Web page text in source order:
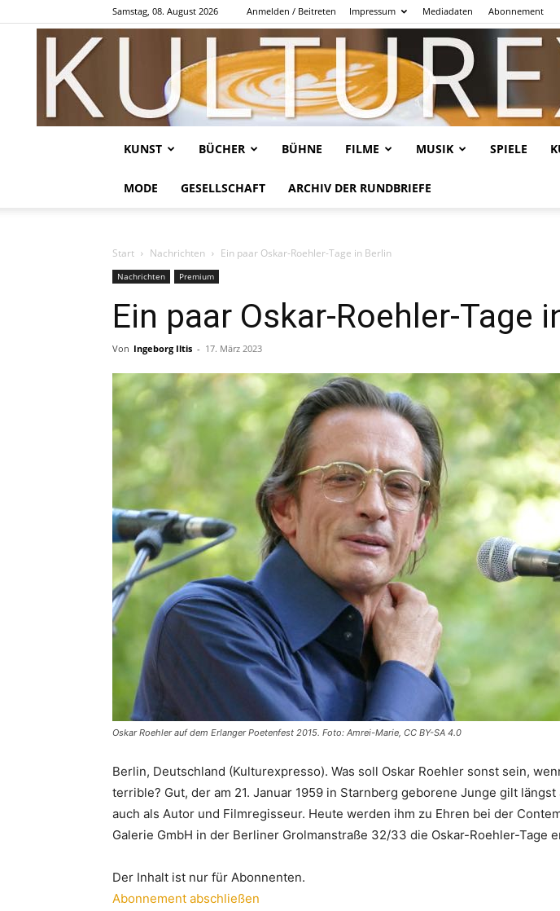
Samstag, 08. August 2026 Anmelden / Beitreten Impressum Mediadaten Abonnement
KUNST BÜCHER BÜHNE FILME MUSIK SPIELE
MODE GESELLSCHAFT ARCHIV DER RUNDBRIEFE
Start Nachrichten Ein paar Oskar-Roehler-Tage in Berlin
Nachrichten Premium
Ein paar Oskar-Roehler-Tage
Von Ingeborg Iltis - 17. März 2023
Oskar Roehler auf dem Erlanger Poetenfest 2015. Foto: Amrei-Marie, CC BY-SA 4.0
Berlin, Deutschland (Kulturexpresso). Was soll Oskar Roehler sonst sein,
terrible? Gut, der am 21. Januar 1959 in Starnberg geborene Junge gilt
auch als Autor und Filmregisseur. Heute werden ihm zu Ehren bei der
Galerie GmbH in der Berliner Grolmanstraße 32/33 die Oskar-Roehler-Tage
Der Inhalt ist nur für Abonnenten.
Abonnement abschließen